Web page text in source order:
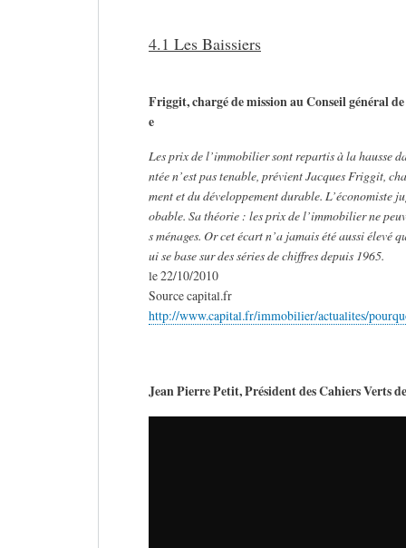
4.1 Les Baissiers
Friggit, chargé de mission au Conseil général
e
Les prix de l’immobilier sont repartis à la hausse
ntée n’est pas tenable, prévient Jacques Friggit,
ment et du développement durable. L’économiste
obable. Sa théorie : les prix de l’immobilier ne
s ménages. Or cet écart n’a jamais été aussi élevé
ui se base sur des séries de chiffres depuis 1965.
le 22/10/2010
Source capital.fr
http://www.capital.fr/immobilier/actualites/
Jean Pierre Petit, Président des Cahiers Verts